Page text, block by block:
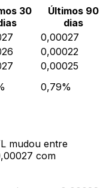
30
Últimos 90
dias
0,00027
0,00022
0,00025
0,79%
mudou entre
com